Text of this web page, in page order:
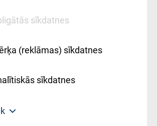
sīkdatnes
(reklāmas) sīkdatnes
sīkdatnes